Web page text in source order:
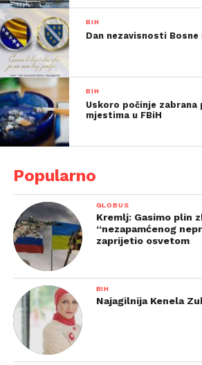
BIH
Dan nezavisnosti Bosne
BIH
Uskoro počinje zabrana
mjestima u FBiH
Popularno
GLOBUS
Kremlj: Gasimo plin
“nezapamćenog
zaprijetio osvetom
BIH
Najagilnija Kenela